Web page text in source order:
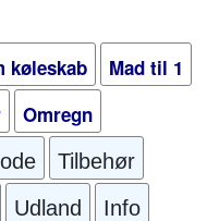
køleskab
Mad til 1
Omregn
Tilbehør
Udland Info